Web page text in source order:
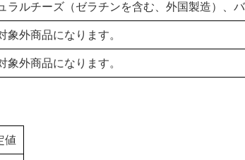
ラルチーズ（ゼラチンを含む、外国製造）、
象外商品になります。
象外商品になります。
値